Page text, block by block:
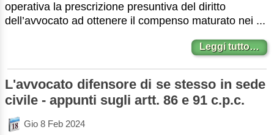
operativa la prescrizione presuntiva del diritto
dell’avvocato ad ottenere il compenso maturato nei ...
Leggi tutto…
L'avvocato difensore di se stesso in sede
civile - appunti sugli artt. 86 e 91 c.p.c.
Gio 8 Feb 2024